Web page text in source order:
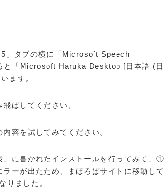
5」タブの横に「Microsoft Speech
と「Microsoft Haruka Desktop [日本語 (日
ます。
ばしてください。
容を試してみてください。
」に書かれたインストールを行ってみて、①
ーが出たため、まほろばサイトに移動して
りました。